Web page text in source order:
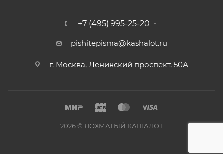
+7 (495) 995-25-20​
pishitepisma@kashalot.ru
г. Москва, Ленинский проспект, 50А​
2026 © ЛОХМАТЫЙ КАШАЛОТ